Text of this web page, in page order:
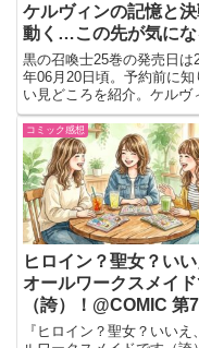
ケルヴィンの記憶と
動く…この先が気にな
黒の召喚士25巻の発売日は
年06月20日頃。予約前に知
い見どころを紹介。ケルヴ
失われた過去の記憶を目に
界の存亡を懸けた決戦も最
へ。読む価値を判断したい
にチェック
コミック感想
ヒロイン？聖女？いい
オールワークスメイ
（誇）！@COMIC 第
感想 ネタバレ 見どこ
『ヒロイン？聖女？いいえ